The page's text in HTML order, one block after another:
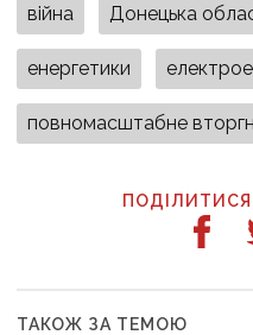
війна Донецька
енергетики
повномасштабне
ТАКОЖ ЗА ТЕМОЮ